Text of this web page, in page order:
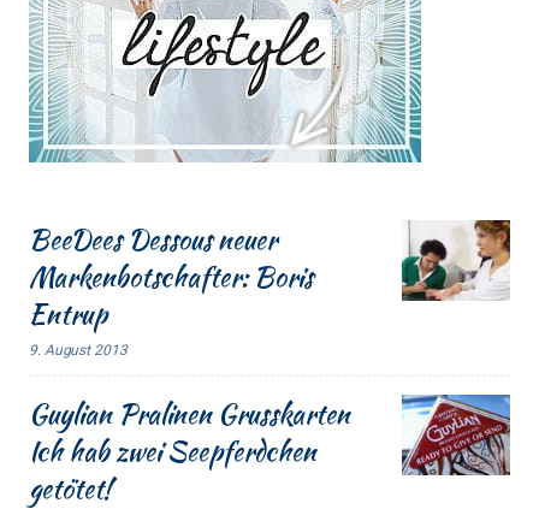
BeeDees Dessous neuer
Markenbotschafter: Boris
Entrup
9. August 2013
Guylian Pralinen Grusskarten
Ich hab zwei Seepferdchen
getötet!